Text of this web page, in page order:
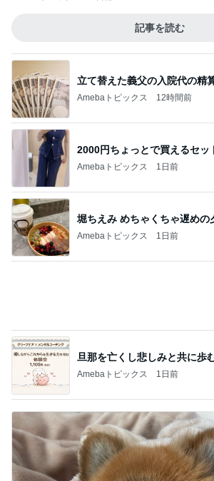
Amebaトピックス 1日前
堀ちえみ めちゃくちゃ遅めの
Amebaトピックス 1日前
旦那を亡くし悲しみと共に歩む
Amebaトピックス 1日前
移植後なのに胸が張らず痛くないこと
Amebaトピックス 1日前